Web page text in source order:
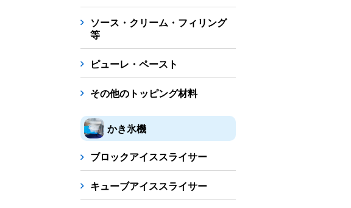
ソース・クリーム・フィリング
等
ピューレ・ペースト
その他のトッピング材料
かき氷機
ブロックアイススライサー
キューブアイススライサー